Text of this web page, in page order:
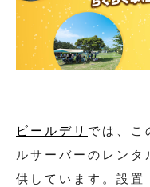
ビールデリ では、こ
ルサーバーのレン
供しています。設置